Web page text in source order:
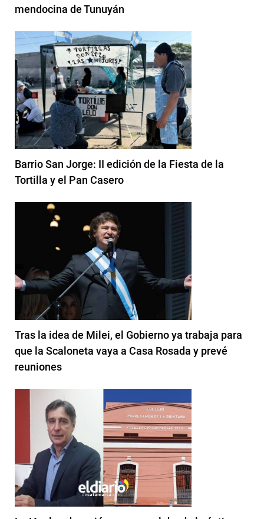
mendocina de Tunuyán
Barrio San Jorge: II edición de la Fiesta de la
Tortilla y el Pan Casero
Tras la idea de Milei, el Gobierno ya trabaja para
que la Scaloneta vaya a Casa Rosada y prevé
reuniones